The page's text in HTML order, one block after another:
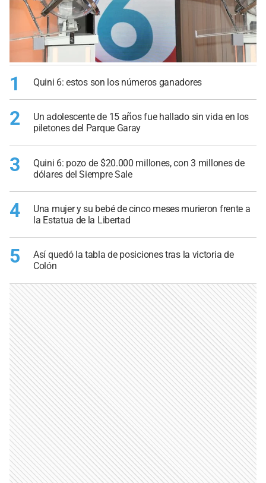
1 Quini 6: estos son los números ganadores
2
Un adolescente de 15 años fue hallado sin vida en los
piletones del Parque Garay
3
Quini 6: pozo de $20.000 millones, con 3 millones de
dólares del Siempre Sale
4
Una mujer y su bebé de cinco meses murieron frente a
la Estatua de la Libertad
5
Así quedó la tabla de posiciones tras la victoria de
Colón